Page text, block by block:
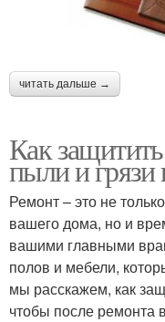
читать дальше →
Как
пыли и грязи
Ремонт – это не
вашего дома, но и
вашими главными
полов и мебели,
мы расскажем, как
чтобы после ремонта